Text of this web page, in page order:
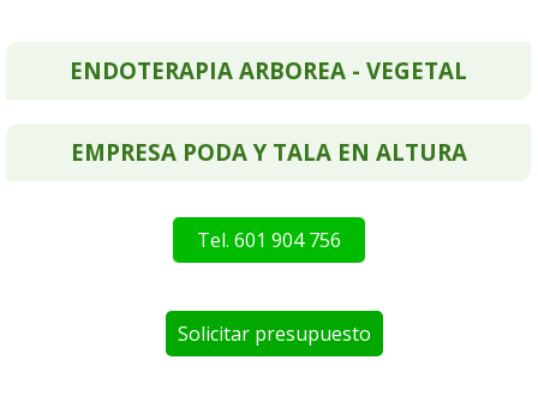
ENDOTERAPIA ARBOREA - VEGETAL
EMPRESA PODA Y TALA EN ALTURA
Tel. 601 904 756
Solicitar presupuesto